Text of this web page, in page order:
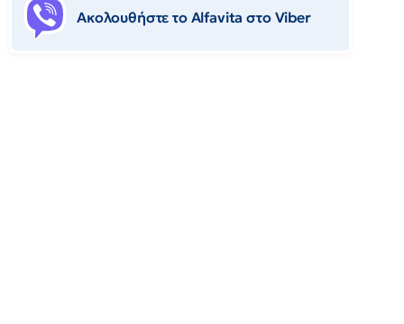
Ακολουθήστε το Αlfavita στο Viber